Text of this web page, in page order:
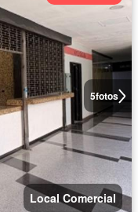
5fotos
Local Comercial